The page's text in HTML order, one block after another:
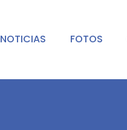
NOTICIAS FOTOS